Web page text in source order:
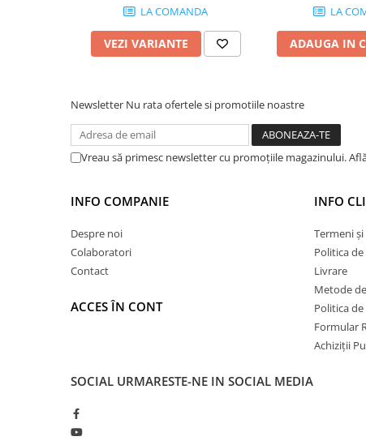
Adezivi Parchet și Lemn
Produse pentru Curățare
Colțare Protecție
Placări Ceramice și din Piatră
Profile Dilatatie
Chituri de Rosturi
Latex pentru Adezivi și Chituri
Hidroizolații
Accesorii Hidroizolații
Etanșanți Elastici și Adezivi
Benzi de Etanșare
Impermeabilizări Suprafețe
Hidroizolații Flexibile
LA COMANDA
VEZI VARIANTE
LA
ADAUGA IN
Newsletter Nu rata ofertele si promotiile noastre
Vreau să primesc newsletter cu promoțiile magazinului.
INFO COMPANIE
Despre noi
Colaboratori
Contact
ACCES ÎN CONT
INFO
Termeni
Politica
Livrare
Metode
Politica
Formular
Achiziții
SOCIAL URMARESTE-NE IN SOCIAL MEDIA